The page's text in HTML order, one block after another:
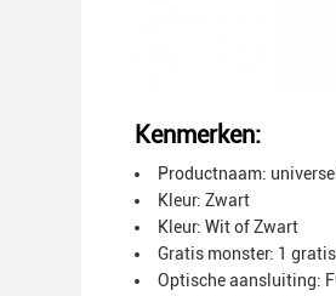
Kenmerken:
Productnaam:
Kleur: Zwart
Kleur: Wit of Zwart
Gratis monster: 1
Optische aansluiting: